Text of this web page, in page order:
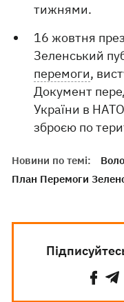
тижнями.
16 жовтня
Зеленський
перемоги,
Документ
України в
зброєю по
Новини по темі:
План Перемоги